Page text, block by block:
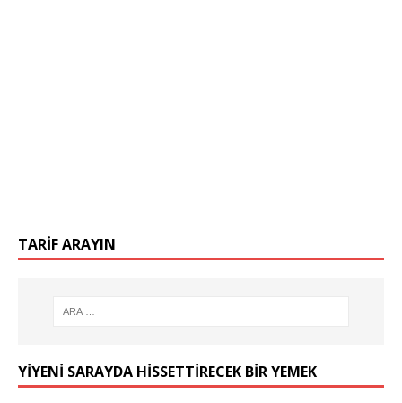
TARIF ARAYIN
YIYENI SARAYDA HISSETTIRECEK BIR YEMEK